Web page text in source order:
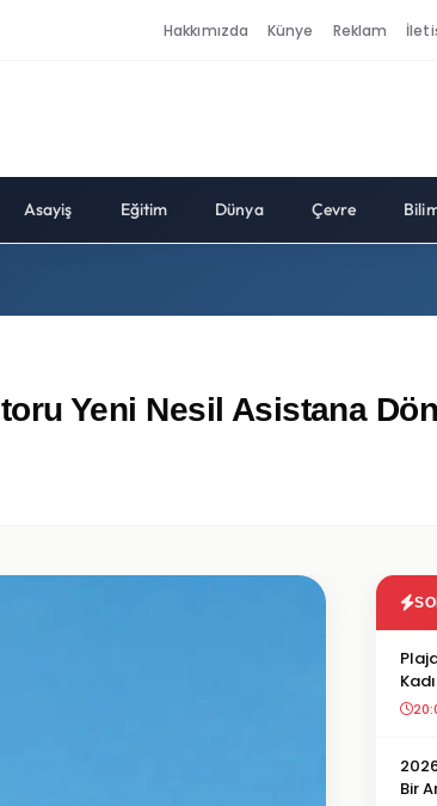
Hakkımızda Künye Reklam
Asayiş Eğitim Dünya Çevre
Yeni Nesil Asistana
Bir